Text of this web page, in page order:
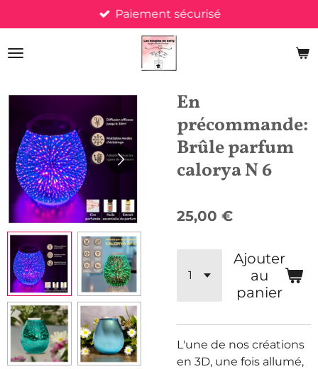
au
contenu
Paiement sécurisé
En
précommande:
Brûle parfum
calorya N 6
25,00 €
Ajouter
au
panier
L'une de nos créations
en 3D, une fois allumé,